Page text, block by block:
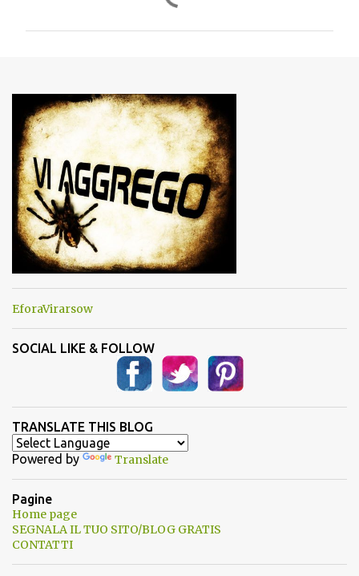
n
t
i
EforaVirarsow
SOCIAL LIKE & FOLLOW
TRANSLATE THIS BLOG
Powered by Translate
Pagine
Home page
SEGNALA IL TUO SITO/BLOG GRATIS
CONTATTI